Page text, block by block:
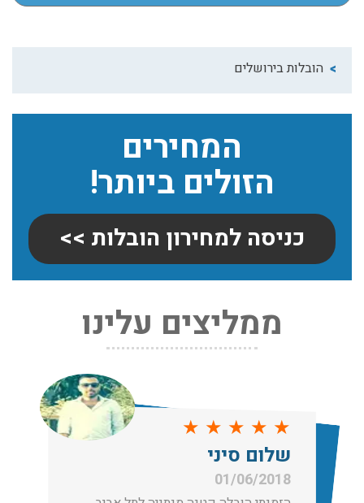
הובלות בירושלים
המחירים
הזולים ביותר!
כניסה למחירון הובלות >>
ממליצים עלינו
★
★
★
★
★
שלום סיני
01/06/2018
שירותי אריזה:
לפני שמתבצעת ההובלה צריכים לדאוג לארוז את הכל כמו
ברמה הגבוהה ביותר, לקבלת הצעת מחיר כנסו עכשיו
עודכן לאחרונה: 31/05/2026, 15:42
הובלות בתל אביב:
עודכן לאחרונה: 30/03/2026, 12:23